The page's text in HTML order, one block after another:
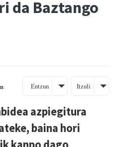
da Baztango
Entzun Itzuli
azpiegitura
baina hori